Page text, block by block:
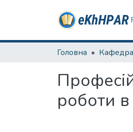
Головна
роботи в